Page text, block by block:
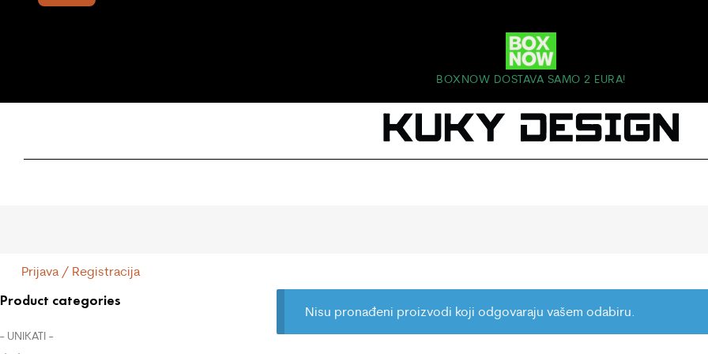
BOXNOW DOSTAVA SAMO 2 EURA!
Prijava / Registracija
Nisu pronađeni proizvodi koji odgovaraju vašem odabiru.
Product categories
- UNIKATI -